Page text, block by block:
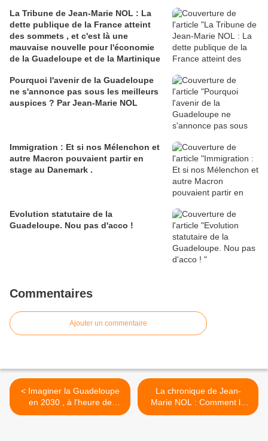
La Tribune de Jean-Marie NOL : La
dette publique de la France atteint
des sommets , et c'est là une
mauvaise nouvelle pour l'économie
de la Guadeloupe et de la Martinique
Pourquoi l'avenir de la Guadeloupe
ne s'annonce pas sous les meilleurs
auspices ? Par Jean-Marie NOL
Immigration : Et si nos Mélenchon et
autre Macron pouvaient partir en
stage au Danemark .
Evolution statutaire de la
Guadeloupe. Nou pas d'acco !
Commentaires
Ajouter un commentaire
< Imaginer la Guadeloupe
en 2030 , à l'heure de
l'autonomie, est une
La chronique de Jean-
Marie NOL : Comment la
crise inflationniste importée